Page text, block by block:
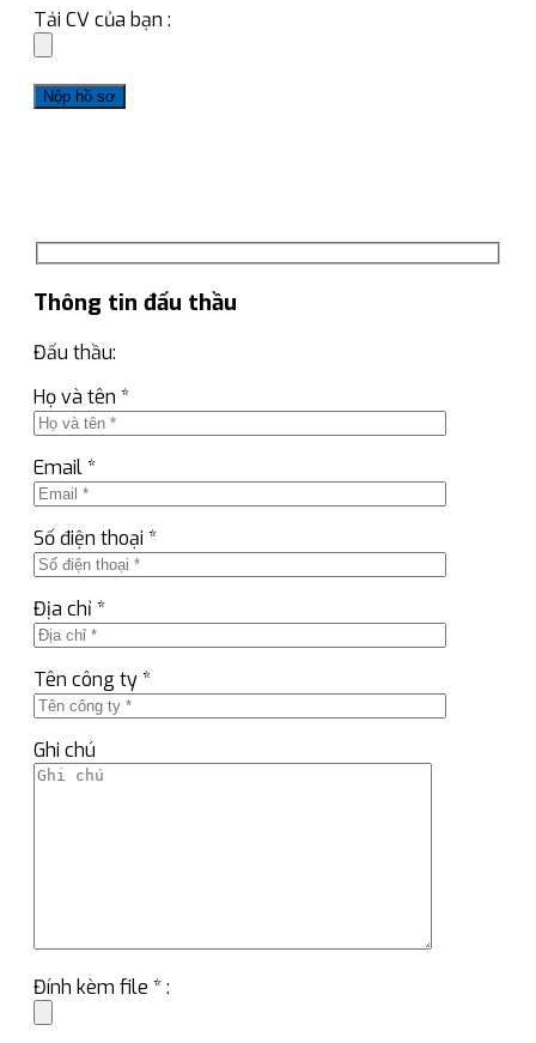
Tải CV của bạn :
Thông tin đấu thầu
Đấu thầu:
Họ và tên *
Email *
Số điện thoại *
Địa chỉ *
Tên công ty *
Ghi chú
Đính kèm file * :